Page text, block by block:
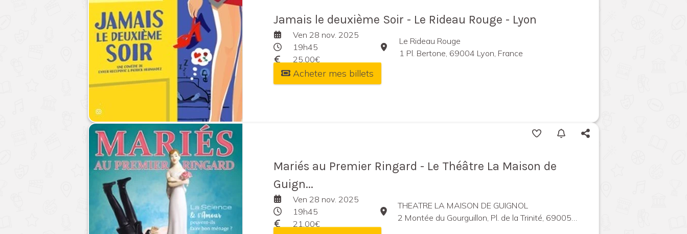
Jamais le deuxième Soir - Le Rideau Rouge - Lyon
Ven 28 nov. 2025
19h45
25,00€
Le Rideau Rouge
1 Pl. Bertone, 69004 Lyon, France
Acheter mes billets
Mariés au Premier Ringard - Le Théâtre La Maison de
Guign...
Ven 28 nov. 2025
19h45
21,00€
THEATRE LA MAISON DE GUIGNOL
2 Montée du Gourguillon, Pl. de la Trinité, 69005 Lyon, France